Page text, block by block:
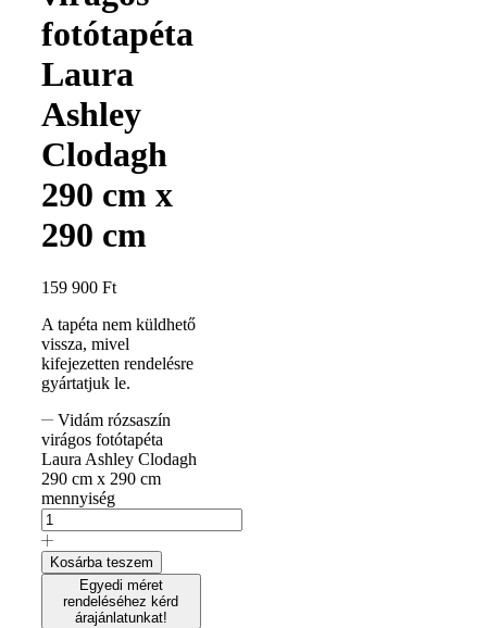
fotótapéta
Laura
Ashley
Clodagh
290 cm x
290 cm
159 900 Ft
A tapéta nem küldhető
vissza, mivel
kifejezetten rendelésre
gyártatjuk le.
Vidám rózsaszín
virágos fotótapéta
Laura Ashley Clodagh
290 cm x 290 cm
mennyiség
Kosárba teszem
Egyedi méret
rendeléséhez kérd
árajánlatunkat!